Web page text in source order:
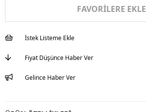
FAVORILERE EKLE
İstek Listeme Ekle
Fiyat Düşünce Haber Ver
Gelince Haber Ver